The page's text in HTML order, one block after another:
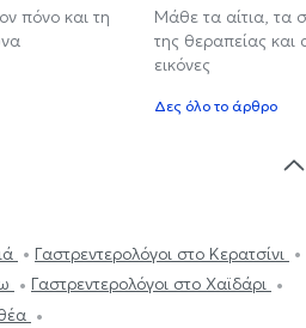
πόνο και τη
Μάθε τα αίτια, τα
της θεραπείας
εικόνες
Δες όλο το άρθρο
Γαστρεντερολόγοι στο Κερατσίνι
Γαστρεντερολόγοι στο Χαϊδάρι